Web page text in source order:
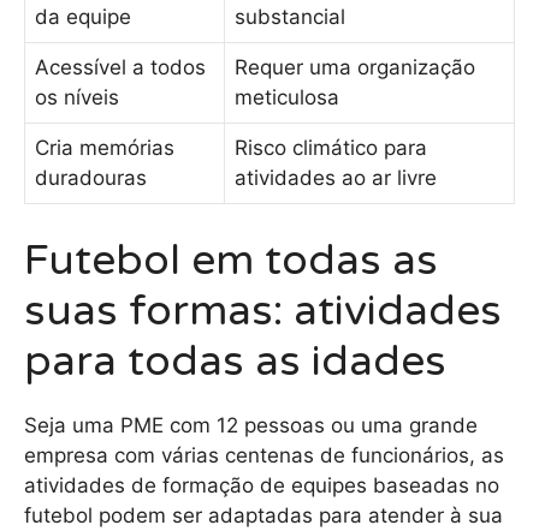
da equipe
substancial
Acessível a todos
os níveis
Requer uma organização
meticulosa
Cria memórias
duradouras
Risco climático para
atividades ao ar livre
Futebol em todas as
suas formas: atividades
para todas as idades
Seja uma PME com 12 pessoas ou uma grande
empresa com várias centenas de funcionários, as
atividades de formação de equipes baseadas no
futebol podem ser adaptadas para atender à sua